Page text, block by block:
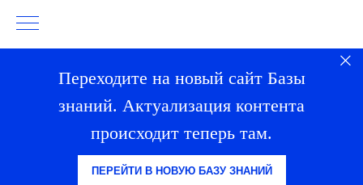
Переходите на новый сайт Базы
знаний. Актуализация контента
происходит теперь там.
ПЕРЕЙТИ В НОВУЮ БАЗУ ЗНАНИЙ